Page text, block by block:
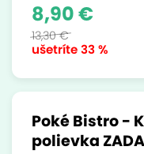
ušetríte33 %
8,90 €
13,30 €
Poké Bistro -
polievka